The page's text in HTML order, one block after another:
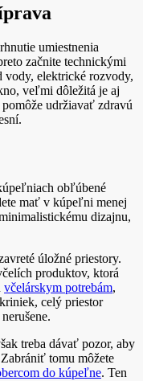
umiestnenia
začnite technickými
vody, elektrické rozvody,
veľmi dôležitá je aj
udržiavať zdravú
obľúbené
mať v kúpeľni menej
dizajnu,
úložné priestory.
produktov, ktorá
včelárskym potrebám,
celý priestor
treba dávať pozor, aby
tomu môžete
do kúpeľne. Ten